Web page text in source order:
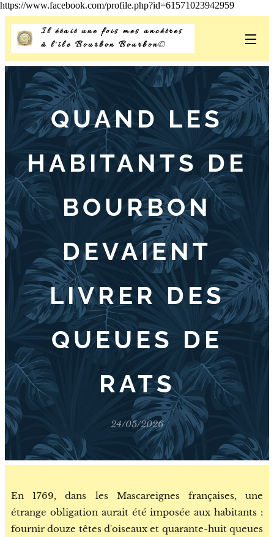
https://www.facebook.com/profile.php?id=61571023942959
Il était une fois mes ancêtres
à l'île Bourbon Bourbon©
QUAND LES
HABITANTS DE
BOURBON
DEVAIENT
LIVRER DES
QUEUES DE
RATS
24/05/2026
En 1769, dans les Mascareignes françaises, une
étrange obligation aurait été imposée aux habitants :
fournir douze têtes d'oiseaux et quarante-huit queues